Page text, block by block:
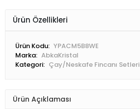
Ürün Özellikleri
Ürün Kodu: YPACM5B8WE
Marka: AbkaKristal
Kategori: Çay/Neskafe Fincanı Setleri
Ürün Açıklaması